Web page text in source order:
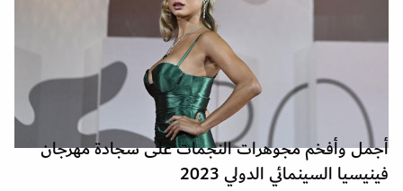
أجمل وأفخم مجوهرات النجمات على سجادة مهرجان
فينيسيا السينمائي الدولي 2023